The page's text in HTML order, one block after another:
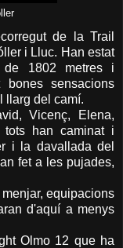
de la Trail
i Lluc. Han estat
1802 metres i
sensacions
llarg del camí.
Vicenç, Elena,
tots han caminat i
i la davallada del
fet a les pujades,
equipacions
d'aquí a menys
Olmo 12 que ha